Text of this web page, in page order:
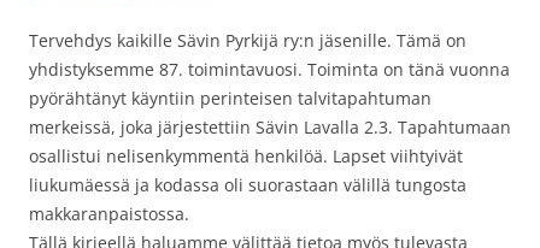
Tervehdys kaikille Sävin Pyrkijä ry:n jäsenille. Tämä on
yhdistyksemme 87. toimintavuosi. Toiminta on tänä vuonna
pyörähtänyt käyntiin perinteisen talvitapahtuman
merkeissä, joka järjestettiin Sävin Lavalla 2.3. Tapahtumaan
osallistui nelisenkymmentä henkilöä. Lapset viihtyivät
liukumäessä ja kodassa oli suorastaan välillä tungosta
makkaranpaistossa.
Tällä kirjeellä haluamme välittää tietoa myös tulevasta